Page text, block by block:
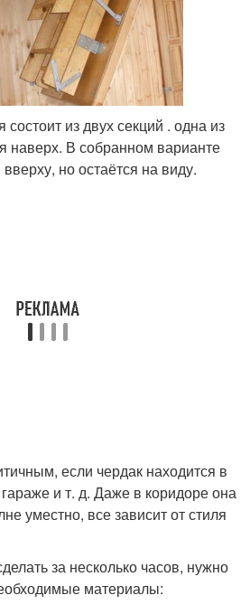
состоит из двух секций . одна из
наверх. В собранном варианте
но остаётся на виду.
если чердак находится в
и т. д. Даже в коридоре она
уместно, все зависит от стиля
за несколько часов, нужно
материалы: